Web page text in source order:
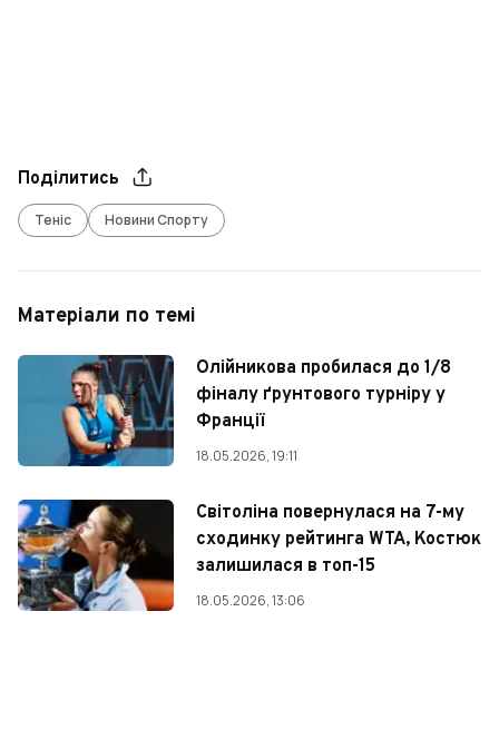
Поділитись
Теніс Новини Спорту
Матеріали по темі
Олійникова пробилася до 1/8
фіналу ґрунтового турніру у
Франції
18.05.2026, 19:11
Світоліна повернулася на 7-му
сходинку рейтинга WTA, Костюк
залишилася в топ-15
18.05.2026, 13:06